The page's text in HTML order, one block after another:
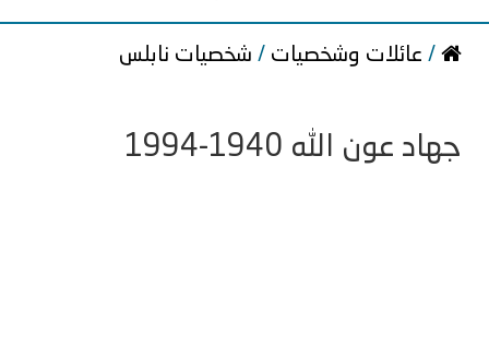
/ عائلات وشخصيات / شخصيات نابلس
جهاد عون الله 1940-1994